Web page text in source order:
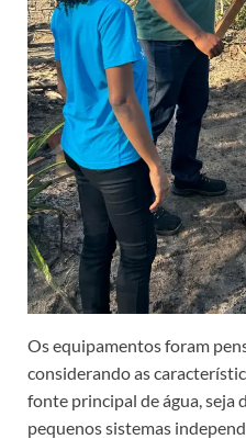
Os equipamentos foram
considerando as
fonte principal de água, seja
pequenos sistemas